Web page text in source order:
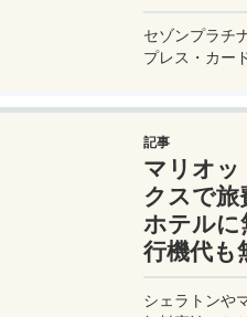
セゾンプラチ
プレス・カー
最適です。初
スと実用性を
たのビジネス
記事
マリオッ
クスで旅
ホテルに
行機代も
シェラトンや